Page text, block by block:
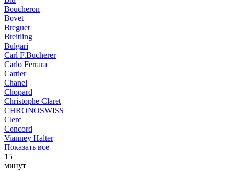
Boucheron
Bovet
Breguet
Breitling
Bulgari
Carl F.Bucherer
Carlo Ferrara
Cartier
Chanel
Chopard
Christophe Claret
CHRONOSWISS
Clerc
Concord
Vianney Halter
Показать все
15
минут